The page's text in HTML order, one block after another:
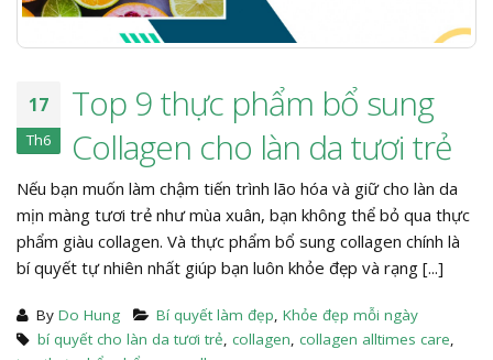
17
Th6
Top 9 thực phẩm bổ sung
Collagen cho làn da tươi trẻ
Nếu bạn muốn làm chậm tiến trình lão hóa và giữ cho làn da
mịn màng tươi trẻ như mùa xuân, bạn không thể bỏ qua thực
phẩm giàu collagen. Và thực phẩm bổ sung collagen chính là
bí quyết tự nhiên nhất giúp bạn luôn khỏe đẹp và rạng [...]
By Do Hung Bí quyết làm đẹp, Khỏe đẹp mỗi ngày
bí quyết cho làn da tươi trẻ, collagen, collagen alltimes care,